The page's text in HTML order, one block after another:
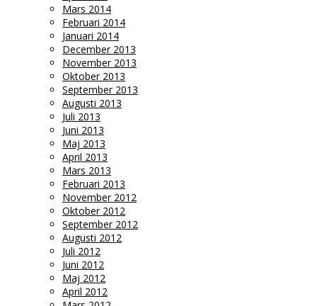
Mars 2014
Februari 2014
Januari 2014
December 2013
November 2013
Oktober 2013
September 2013
Augusti 2013
Juli 2013
Juni 2013
Maj 2013
April 2013
Mars 2013
Februari 2013
November 2012
Oktober 2012
September 2012
Augusti 2012
Juli 2012
Juni 2012
Maj 2012
April 2012